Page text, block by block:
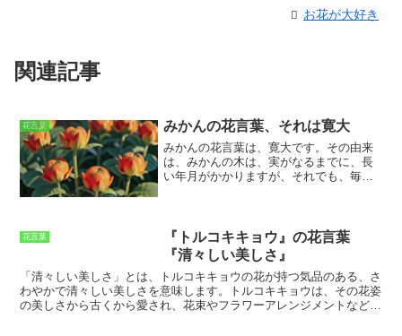
お花が大好き
関連記事
花言葉 みかんの花言葉、それは寛大
みかんの花言葉は、寛大です。その由来
は、みかんの木は、実がなるまでに、長
い年月がかかりますが、それでも、毎
が、とてもいい香りがします。そのこと
から、みかんの花には、「謙虚」という
意味があるそうです。みかんの花言葉
は、寛大と謙虚の二つがあります。寛大
とは、他人の過ちや欠点を許し、受け入
れることです。謙虚とは、自分の能力や
花言葉
『トルコキキョウ』の花言葉
『清々しい美しさ』
「清々しい美しさ」とは、トルコキキョウの花が持つ気品のある、さ
わやかで清々しい美しさを意味します。
トルコキキョウは、その花姿
の美しさから古くから愛され、花束やフラワーアレンジメントなどに